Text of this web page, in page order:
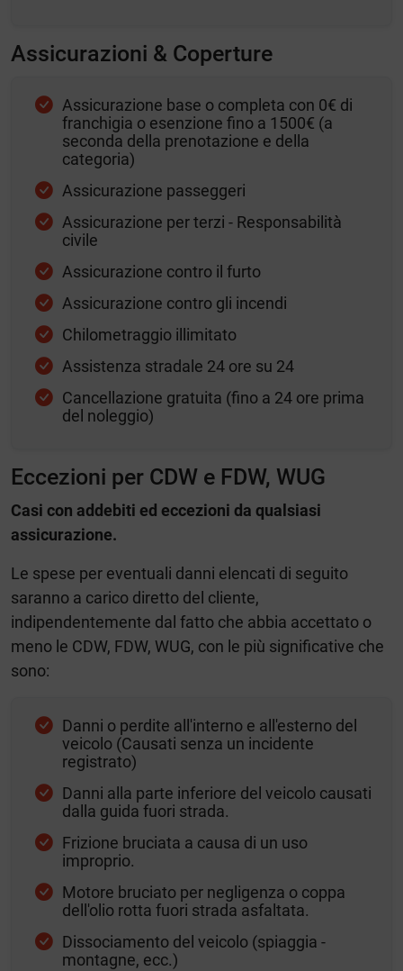
Assicurazioni & Coperture
Assicurazione base o completa con 0€ di
franchigia o esenzione fino a 1500€ (a
seconda della prenotazione e della
categoria)
Assicurazione passeggeri
Assicurazione per terzi - Responsabilità
civile
Assicurazione contro il furto
Assicurazione contro gli incendi
Chilometraggio illimitato
Assistenza stradale 24 ore su 24
Cancellazione gratuita (fino a 24 ore prima
del noleggio)
Eccezioni per CDW e FDW, WUG
Casi con addebiti ed eccezioni da qualsiasi
assicurazione.
Le spese per eventuali danni elencati di seguito
saranno a carico diretto del cliente,
indipendentemente dal fatto che abbia accettato o
meno le CDW, FDW, WUG, con le più significative che
sono:
Danni o perdite all'interno e all'esterno del
veicolo (Causati senza un incidente
registrato)
Danni alla parte inferiore del veicolo causati
dalla guida fuori strada.
Frizione bruciata a causa di un uso
improprio.
Motore bruciato per negligenza o coppa
dell'olio rotta fuori strada asfaltata.
Dissociamento del veicolo (spiaggia -
montagne, ecc.)